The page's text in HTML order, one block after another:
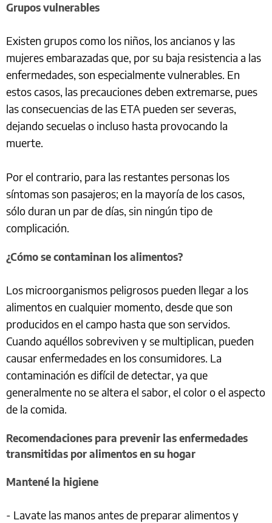
Grupos vulnerables
Existen grupos como los niños, los ancianos y las
mujeres embarazadas que, por su baja resistencia a las
enfermedades, son especialmente vulnerables. En
estos casos, las precauciones deben extremarse, pues
las consecuencias de las ETA pueden ser severas,
dejando secuelas o incluso hasta provocando la
muerte.
Por el contrario, para las restantes personas los
síntomas son pasajeros; en la mayoría de los casos,
sólo duran un par de días, sin ningún tipo de
complicación.
¿Cómo se contaminan los alimentos?
Los microorganismos peligrosos pueden llegar a los
alimentos en cualquier momento, desde que son
producidos en el campo hasta que son servidos.
Cuando aquéllos sobreviven y se multiplican, pueden
causar enfermedades en los consumidores. La
contaminación es difícil de detectar, ya que
generalmente no se altera el sabor, el color o el aspecto
de la comida.
Recomendaciones para prevenir las enfermedades
transmitidas por alimentos en su hogar
Mantené la higiene
- Lavate las manos antes de preparar alimentos y